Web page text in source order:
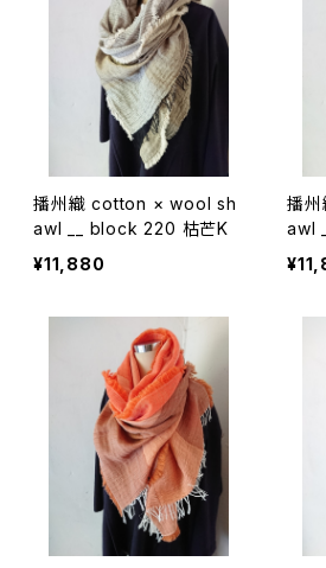
播州織 cotton × wool sh
awl __ block 220 枯芒K
¥11,880
播
awl
W